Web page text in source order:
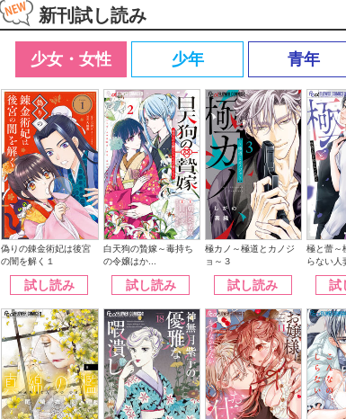
新刊試し読み
少女・女性 少年 青年
偽りの錬金術妃は後宮
の闇を解く１
試し読み
白天狗の贄嫁～毒持ち
の令嬢はか...
試し読み
極カノ～極道とカノジ
ョ～３
試し読み
極と蕾～
らない人
試